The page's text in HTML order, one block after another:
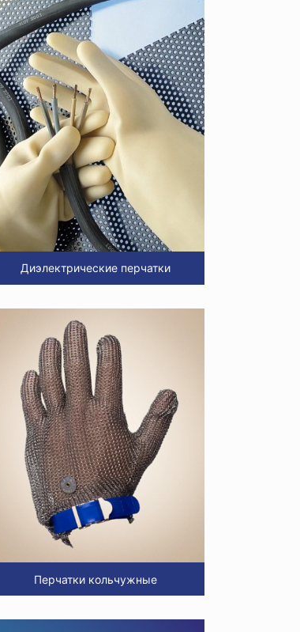
Диэлектрические перчатки
Перчатки кольчужные